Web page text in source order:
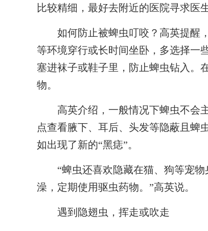
比较精细，最好去附近的医院寻求医
如何防止被蜱虫叮咬？高英提醒，
等环境穿行或长时间坐卧，多选择一
塞进袜子或鞋子里，防止蜱虫钻入。
物。
高英介绍，一般情况下蜱虫不会主
点查看腋下、耳后、头发等隐蔽且蜱
如出现了新的“黑痣”。
“蜱虫还喜欢隐藏在猫、狗等宠物
澡，定期使用驱虫药物。”高英说。
遇到隐翅虫，挥走或吹走